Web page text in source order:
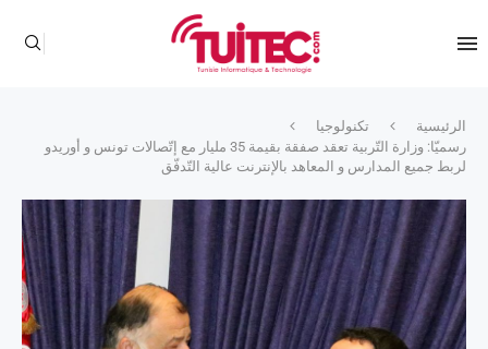
الرئيسية
تكنولوجيا
رسميّا: وزارة التّربية تعقد صفقة بقيمة 35 مليار مع إتّصالات تونس و أوريدو
لربط جميع المدارس و المعاهد بالإنترنت عالية التّدفّق